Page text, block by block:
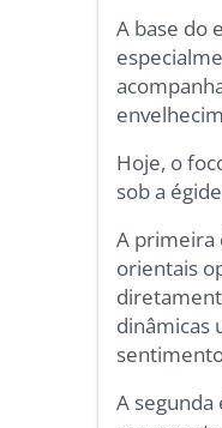
A base do
Hoje, o
sob a
A primeira
orientais
dinâmicas
A segunda